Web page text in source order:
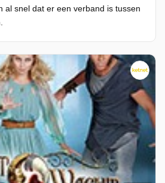
al snel dat er een verband is tussen